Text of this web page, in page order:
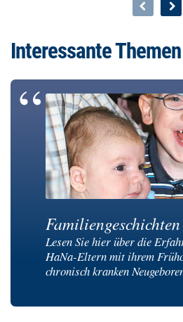
Interessante Themen
Familiengeschichten
Lesen Sie hier über die
HaNa-Eltern mit ihrem
chronisch kranken